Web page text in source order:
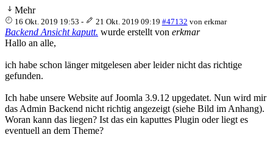
Mehr
16 Okt. 2019 19:53 - 21 Okt. 2019 09:19 #47132 von erkmar
Backend Ansicht kaputt. wurde erstellt von erkmar
Hallo an alle,
ich habe schon länger mitgelesen aber leider nicht das richtige
gefunden.
Ich habe unsere Website auf Joomla 3.9.12 upgedatet. Nun wird mir
das Admin Backend nicht richtig angezeigt (siehe Bild im Anhang).
Woran kann das liegen? Ist das ein kaputtes Plugin oder liegt es
eventuell an dem Theme?